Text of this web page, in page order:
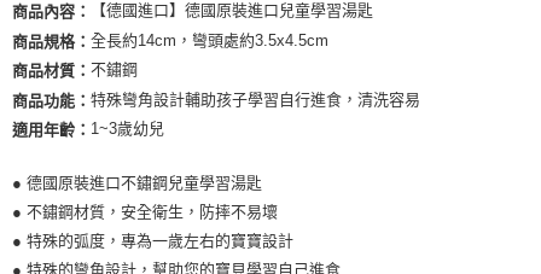
Google Pay
ATM付款
運送方式
每筆NT$80，滿NT$999(含以上)免運費
全家純取貨 (先付款
商品內容：
【德國進口】德國原裝進口兒童學習湯匙
商品規格： 全長約14cm，彎頭處約3.5x4.5cm
商品材質： 不鏽鋼
商品功能： 特殊彎角設計輔助孩子學習自行進食，清洗容易
適用年齡： 1~3歲幼兒
● 德國原裝進口不鏽鋼兒童學習湯匙
● 不鏽鋼材質，安全衛生，防摔不易壞
● 特殊的弧度，專為一歲左右的寶寶設計
● 特殊的彎角設計，幫助您的寶貝學習自己進食